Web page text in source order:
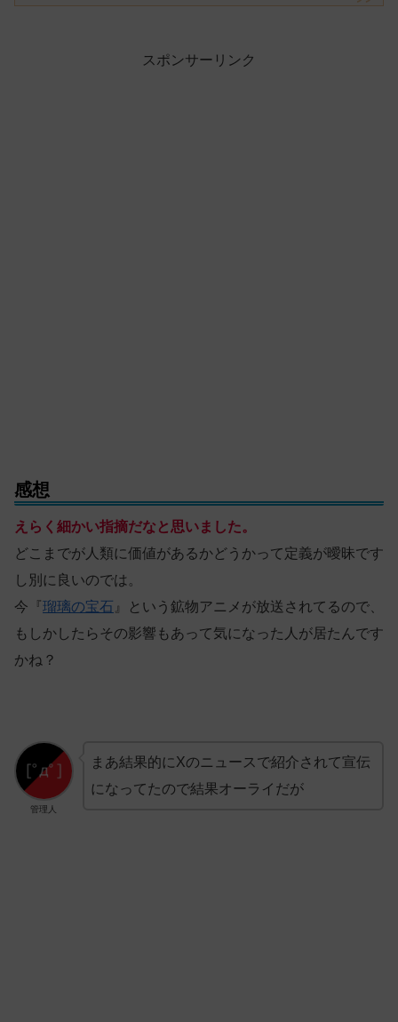
スポンサーリンク
感想
えらく細かい指摘だなと思いました。
どこまでが人類に価値があるかどうかって定義が曖昧です
し別に良いのでは。
今『瑠璃の宝石 』という鉱物アニメが放送されてるので、
もしかしたらその影響もあって気になった人が居たんです
かね？
管理人
まあ結果的にXのニュースで紹介されて宣伝
になってたので結果オーライだが